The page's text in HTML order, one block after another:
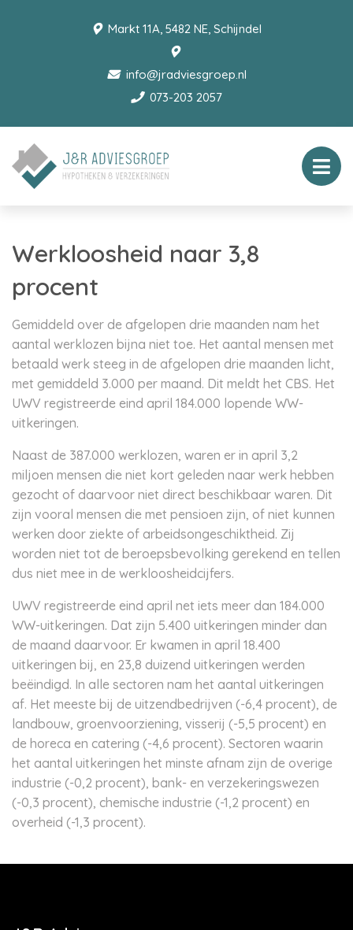
Markt 11A, 5482 NE, Schijndel
info@jradviesgroep.nl
073-203 2057
Werkloosheid naar 3,8
procent
Gemiddeld over de afgelopen drie maanden nam het
aantal werklozen bijna niet toe. Het aantal mensen met
betaald werk steeg in de afgelopen drie maanden licht,
met gemiddeld 3.000 per maand. Dit meldt het CBS. Het
UWV registreerde eind april 184.000 lopende WW-
uitkeringen.
Naast de 387.000 werklozen, waren er in april 3,2
miljoen mensen die niet kort geleden naar werk hebben
gezocht of daarvoor niet direct beschikbaar waren. Dit
zijn vooral mensen die met pensioen zijn, of niet kunnen
werken door ziekte of arbeidsongeschiktheid. Zij
worden niet tot de beroepsbevolking gerekend en tellen
dus niet mee in de werkloosheidcijfers.
UWV registreerde eind april net iets meer dan 184.000
WW-uitkeringen. Dat zijn 5.400 uitkeringen minder dan
de maand daarvoor. Er kwamen in april 18.400
uitkeringen bij, en 23,8 duizend uitkeringen werden
beëindigd. In alle sectoren nam het aantal uitkeringen
af. Het meeste bij de uitzendbedrijven (-6,4 procent), de
landbouw, groenvoorziening, visserij (-5,5 procent) en
de horeca en catering (-4,6 procent). Sectoren waarin
het aantal uitkeringen het minste afnam zijn de overige
industrie (-0,2 procent), bank- en verzekeringswezen
(-0,3 procent), chemische industrie (-1,2 procent) en
overheid (-1,3 procent).